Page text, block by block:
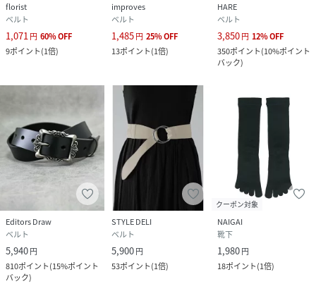
florist
ベルト
1,071円 60%OFF
9ポイント(1倍)
improves
ベルト
1,485円 25%OFF
13ポイント(1倍)
HARE
ベルト
3,850円 12%OFF
350ポイント(10%ポイント
バック)
Editors Draw
ベルト
5,940円
810ポイント(15%ポイント
バック)
STYLE DELI
ベルト
5,900円
53ポイント(1倍)
クーポン対象
NAIGAI
靴下
1,980円
18ポイント(1倍)